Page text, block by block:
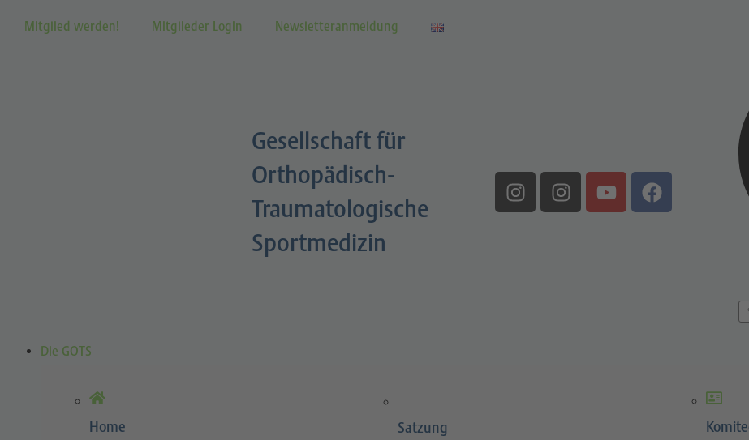
Mitglied werden! Mitglieder Login Newsletteranmeldung
Gesellschaft für
Orthopädisch-
Traumatologische
Sportmedizin
Die GOTS
Home Satzung